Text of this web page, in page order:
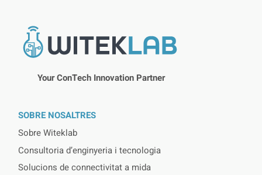
Your ConTech Innovation Partner
SOBRE NOSALTRES
Sobre Witeklab
Consultoria d’enginyeria i tecnologia
Solucions de connectivitat a mida